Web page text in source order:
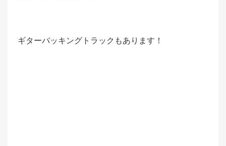
ギターバッキングトラックもあります！